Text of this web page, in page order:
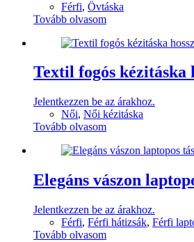
Férfi, Övtáska
Tovább olvasom
Textil fogós kézitáska
Jelentkezzen be az árakhoz.
Női, Női kézitáska
Tovább olvasom
Elegáns vászon
Jelentkezzen be az árakhoz.
Férfi, Férfi hátizsák, Férfi
Tovább olvasom